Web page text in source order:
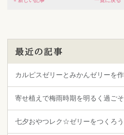
最近の記事
カルピスゼリーとみかんゼリーを
寄せ植えで梅雨時期を明るく過ごそ
七夕おやつレク☆ゼリーをつくろう